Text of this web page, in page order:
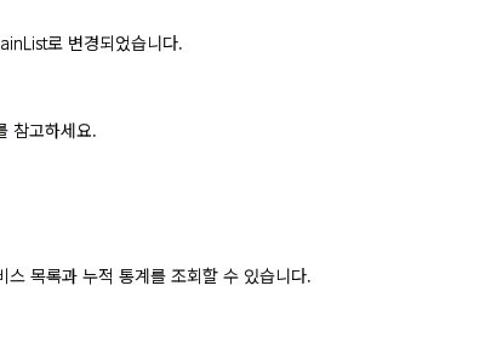
로 변경되었습니다.
참고하세요.
목록과 누적 통계를 조회할 수 있습니다.